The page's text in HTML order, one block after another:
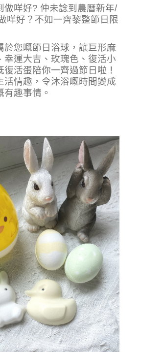
做咩好? 仲未諗到農曆新年/
咩好？不如一齊黎整節日限
於您嘅節日浴球，讓巨形麻
幸運大吉、玫瑰色、復活小
復活蛋陪你一齊過節日啦！
活情趣，令沐浴嘅時間變成
趣事情。